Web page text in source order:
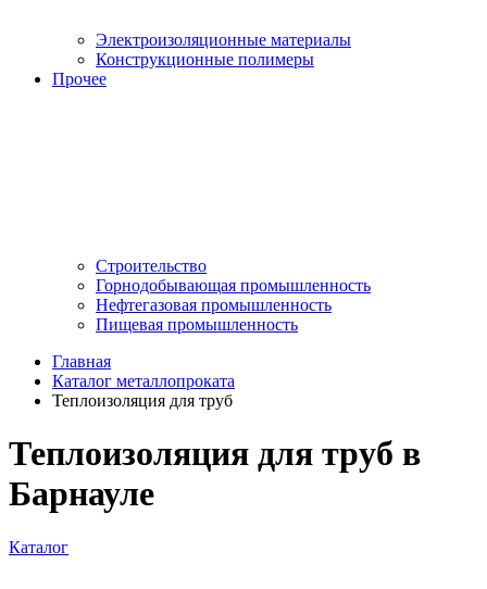
Электроизоляционные материалы
Конструкционные полимеры
Прочее
Строительство
Горнодобывающая промышленность
Нефтегазовая промышленность
Пищевая промышленность
Главная
Каталог металлопроката
Теплоизоляция для труб
Теплоизоляция для труб в
Барнауле
Каталог